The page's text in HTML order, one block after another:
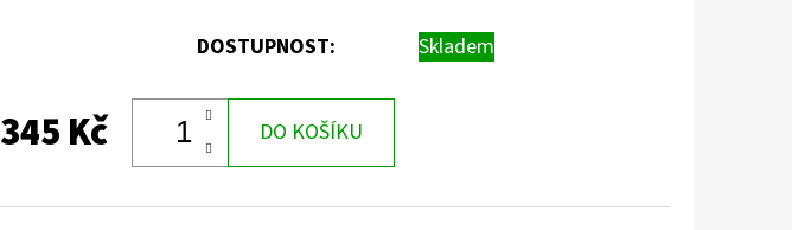
DOSTUPNOST: Skladem
345 Kč DO KOŠÍKU